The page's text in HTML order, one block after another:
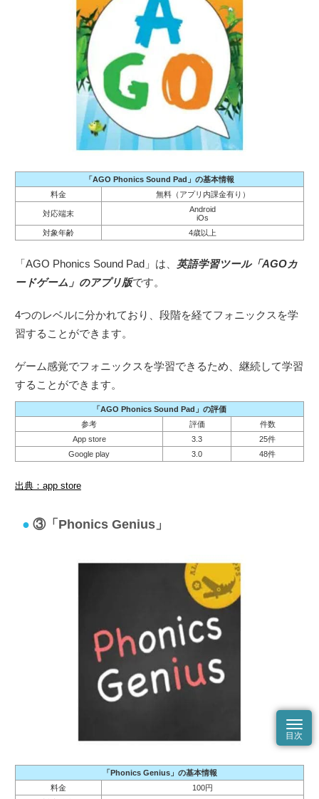
「AGO Phonics Sound Pad」の基本情報
料金
無料（アプリ内課金有り）
対応端末
Android
iOs
対象年齢
4歳以上
「AGO Phonics Sound Pad」は、 英語学習ツール「AGOカ
ードゲーム」のアプリ版です。
4つのレベルに分かれており、段階を経てフォニックスを学
習することができます。
ゲーム感覚でフォニックスを学習できるため、継続して学習
することができます。
「AGO Phonics Sound Pad」の評価
参考
評価
件数
App store
3.3
25件
Google play
3.0 48件
出典：app store
③「Phonics Genius」
「Phonics Genius」の基本情報
料金
100円